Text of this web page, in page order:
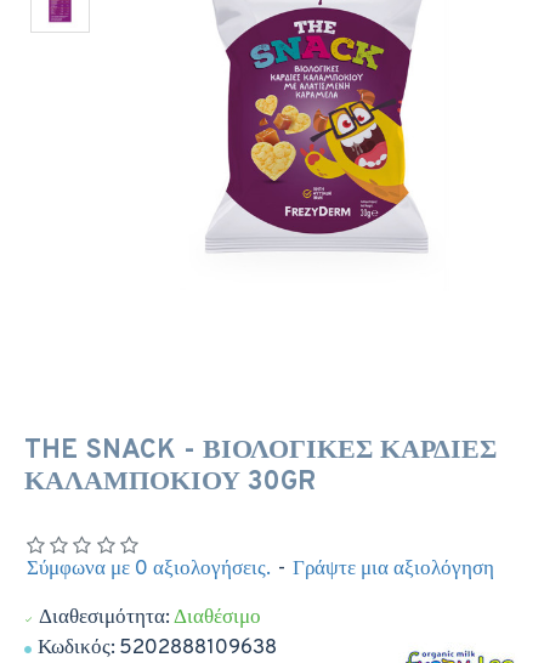
THE SNACK - ΒΙΟΛΟΓΙΚΕΣ ΚΑΡΔΙΕΣ
ΚΑΛΑΜΠΟΚΙΟΥ 30GR
Διαθεσιμότητα:Διαθέσιμο
Κωδικός: 5202888109638
Σύμφωνα με 0 αξιολογήσεις. - Γράψτε μια αξιολόγηση